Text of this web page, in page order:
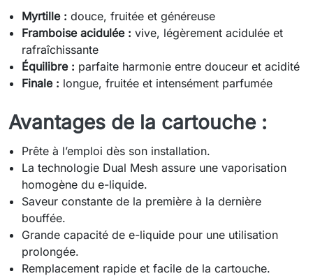
Myrtille : douce, fruitée et généreuse
Framboise acidulée : vive, légèrement acidulée et
rafraîchissante
Équilibre : parfaite harmonie entre douceur et acidité
Finale : longue, fruitée et intensément parfumée
Avantages de la cartouche :
Prête à l’emploi dès son installation.
La technologie Dual Mesh assure une vaporisation
homogène du e-liquide.
Saveur constante de la première à la dernière
bouffée.
Grande capacité de e-liquide pour une utilisation
prolongée.
Remplacement rapide et facile de la cartouche.